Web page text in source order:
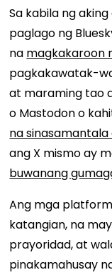
Sa kabila ng
paglago ng
na magkakaroon
pagkakawatak-
at maraming tao
o Mastodon o
na
ang X mismo ay
buwanang
Ang mga
katangian, na
prayoridad, at
pinakamahusay